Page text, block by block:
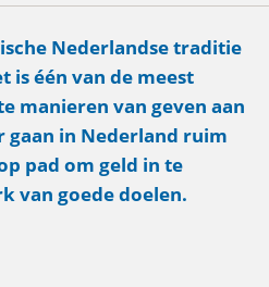
Nederlandse traditie
is één van de meest
manieren van geven aan
gaan in Nederland ruim
pad om geld in te
van goede doelen.